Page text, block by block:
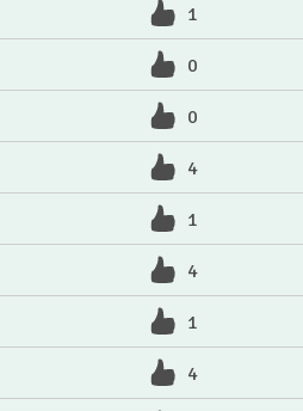
1
0
0
4
1
4
1
4